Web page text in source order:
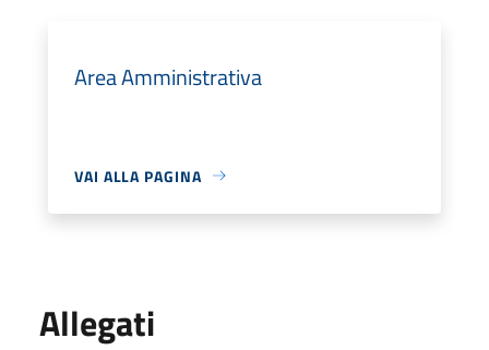
Area Amministrativa
VAI ALLA PAGINA
Allegati